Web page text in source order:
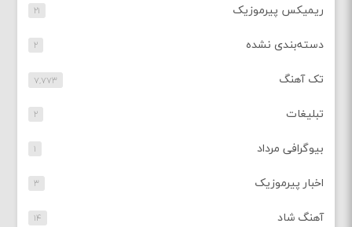
ریمیکس پیرموزیک ۲۱
دسته‌بندی نشده ۲
تک آهنگ ۷,۷۷۳
تبلیغات ۲
بیوگرافی مرداد ۱
اخبار پیرموزیک ۳
آهنگ شاد ۱۴